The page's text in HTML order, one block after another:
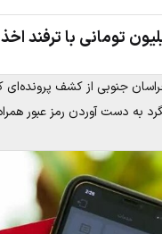
۱۶۰ میلیون تومانی با
به دست آوردن رمز عبور